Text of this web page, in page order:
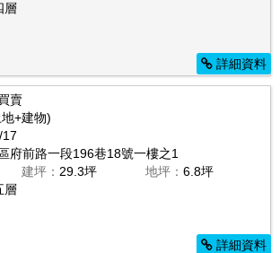
層
詳細資料
賣
+建物)
府前路一段196巷18號一樓之1
建坪： 29.3坪 地坪：6.8坪
層
詳細資料